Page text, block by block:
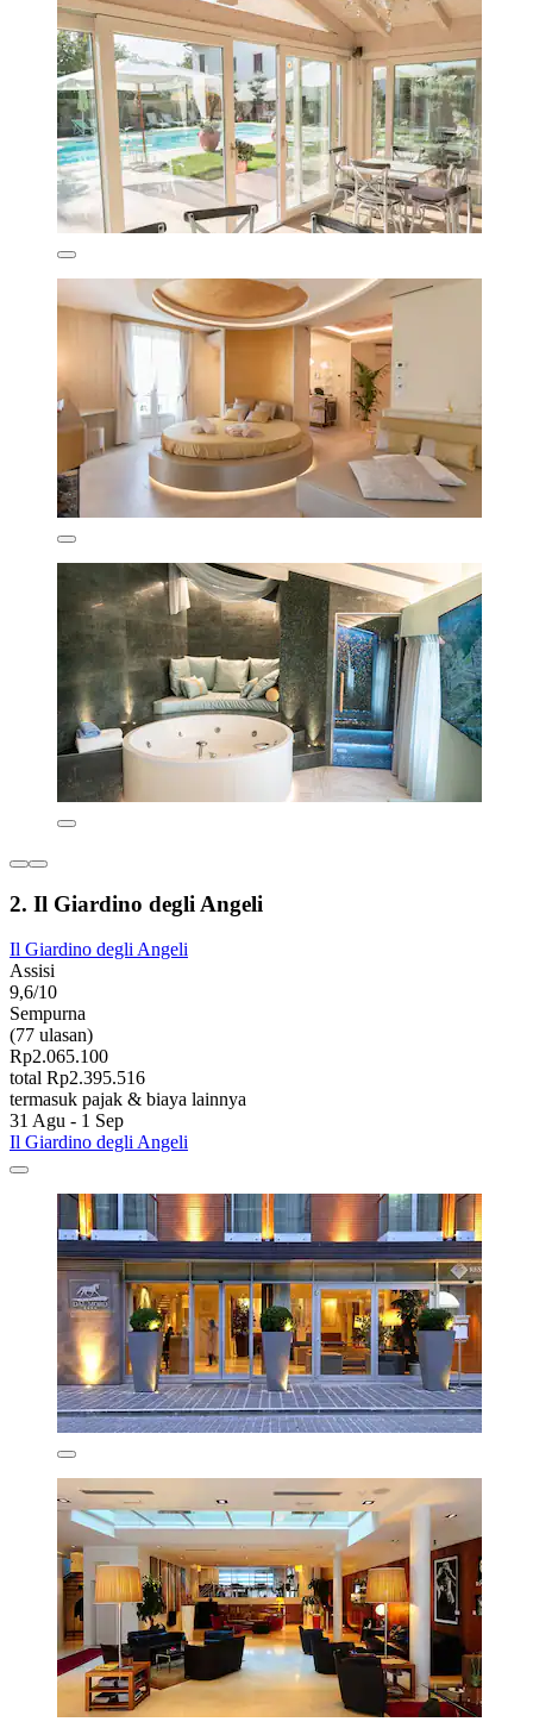
2. Il Giardino degli Angeli
Il Giardino degli Angeli
Assisi
9,6/10
Sempurna
(77 ulasan)
Rp2.065.100
total Rp2.395.516
termasuk pajak & biaya lainnya
31 Agu - 1 Sep
Il Giardino degli Angeli